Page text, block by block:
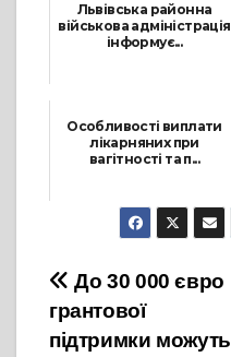
Львівська районна
військова адміністрація
інформує...
Особливості виплати
лікарняних при
вагітності та п...
18 Січня, 2024
Навігація
записів
До 30 000 євро
грантової
підтримки можуть